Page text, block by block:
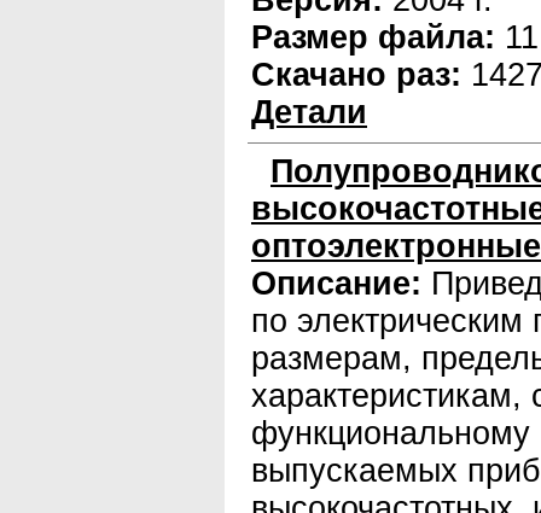
Размер файла:
Скачано раз:
Детали
Описание:
по
размерам,
характеристикам,
функциональному
выпускаемых